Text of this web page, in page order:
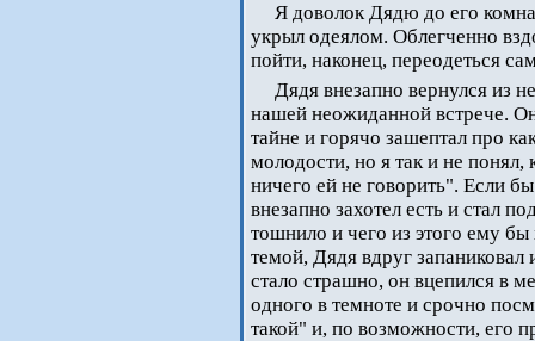
Я доволок Дядю до его
укрыл одеялом. Облегченно
пойти, наконец, переодеться
Дядя внезапно вернулся из
нашей неожиданной встрече.
тайне и горячо зашептал про
молодости, но я так и не понял,
ничего ей не говорить". Если
внезапно захотел есть и стал
тошнило и чего из этого ему бы
темой, Дядя вдруг запаниковал
стало страшно, он вцепился в
одного в темноте и срочно
такой" и, по возможности, его